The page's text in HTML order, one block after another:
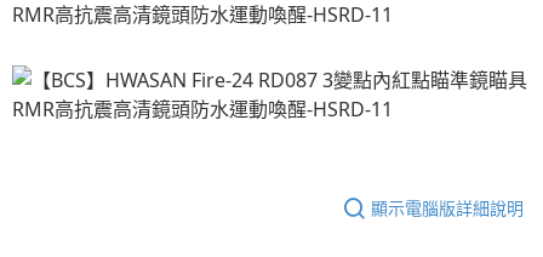
顯示電腦版詳細說明